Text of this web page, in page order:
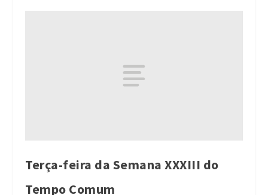
Terça-feira da Semana XXXIII do
Tempo Comum